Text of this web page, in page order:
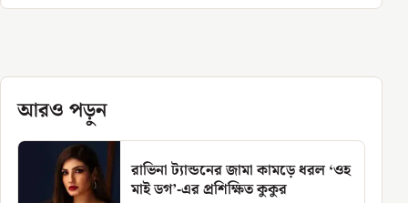
আরও পড়ুন
রাভিনা ট্যান্ডনের জামা কামড়ে ধরল ‘ওহ
মাই ডগ’-এর প্রশিক্ষিত কুকুর